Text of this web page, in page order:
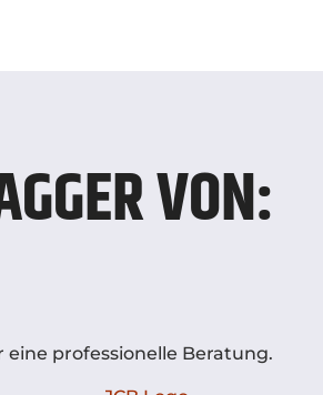
VON:
professionelle Beratung.